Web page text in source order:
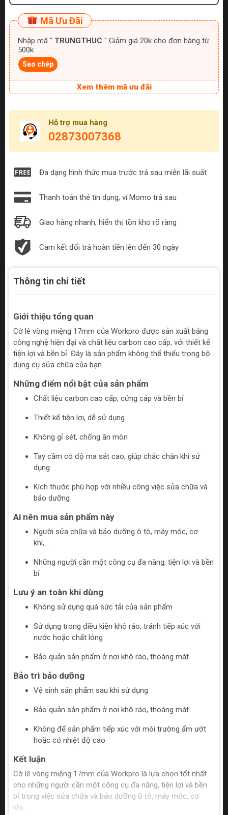
Mã Ưu Đãi
Nhập mã " TRUNGTHUC " Giảm giá 20k cho đơn hàng từ
500k
Sao chép
Xem thêm mã ưu đãi
Hỗ trợ mua hàng
02873007368
Đa dạng hình thức mua trước trả sau miễn lãi suất
Thanh toán thẻ tín dụng, ví Momo trả sau
Giao hàng nhanh, hiển thị tồn kho rõ ràng
Cam kết đổi trả hoàn tiền lên đến 30 ngày
Thông tin chi tiết
Giới thiệu tổng quan
Cờ lê vòng miệng 17mm của Workpro được sản xuất bằng
công nghệ hiện đại và chất liệu carbon cao cấp, với thiết kế
tiện lợi và bền bỉ. Đây là sản phẩm không thể thiếu trong bộ
dụng cụ sửa chữa của bạn.
Những điểm nổi bật của sản phẩm
Chất liệu carbon cao cấp, cứng cáp và bền bỉ
Thiết kế tiện lợi, dễ sử dụng
Không gỉ sét, chống ăn mòn
Tay cầm có độ ma sát cao, giúp chắc chắn khi sử
dụng
Kích thước phù hợp với nhiều công việc sửa chữa và
bảo dưỡng
Ai nên mua sản phẩm này
Người sửa chữa và bảo dưỡng ô tô, máy móc, cơ
khí,...
Những người cần một công cụ đa năng, tiện lợi và bền
bỉ
Lưu ý an toàn khi dùng
Không sử dụng quá sức tải của sản phẩm
Sử dụng trong điều kiện khô ráo, tránh tiếp xúc với
nước hoặc chất lỏng
Bảo quản sản phẩm ở nơi khô ráo, thoáng mát
Bảo trì bảo dưỡng
Vệ sinh sản phẩm sau khi sử dụng
Bảo quản sản phẩm ở nơi khô ráo, thoáng mát
Không để sản phẩm tiếp xúc với môi trường ẩm ướt
hoặc có nhiệt độ cao
Kết luận
Cờ lê vòng miệng 17mm của Workpro là lựa chọn tốt nhất
cho những người cần một công cụ đa năng, tiện lợi và bền
bỉ trong việc sửa chữa và bảo dưỡng ô tô, máy móc, cơ
khí,...